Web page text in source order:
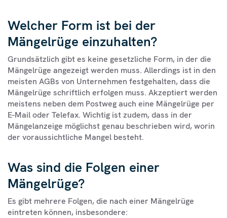
Welcher Form ist bei der
Mängelrüge einzuhalten?
Grundsätzlich gibt es keine gesetzliche Form, in der die
Mängelrüge angezeigt werden muss. Allerdings ist in den
meisten AGBs von Unternehmen festgehalten, dass die
Mängelrüge schriftlich erfolgen muss. Akzeptiert werden
meistens neben dem Postweg auch eine Mängelrüge per
E-Mail oder Telefax. Wichtig ist zudem, dass in der
Mängelanzeige möglichst genau beschrieben wird, worin
der voraussichtliche Mangel besteht.
Was sind die Folgen einer
Mängelrüge?
Es gibt mehrere Folgen, die nach einer Mängelrüge
eintreten können, insbesondere: